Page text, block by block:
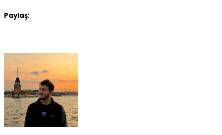
Paylaş: